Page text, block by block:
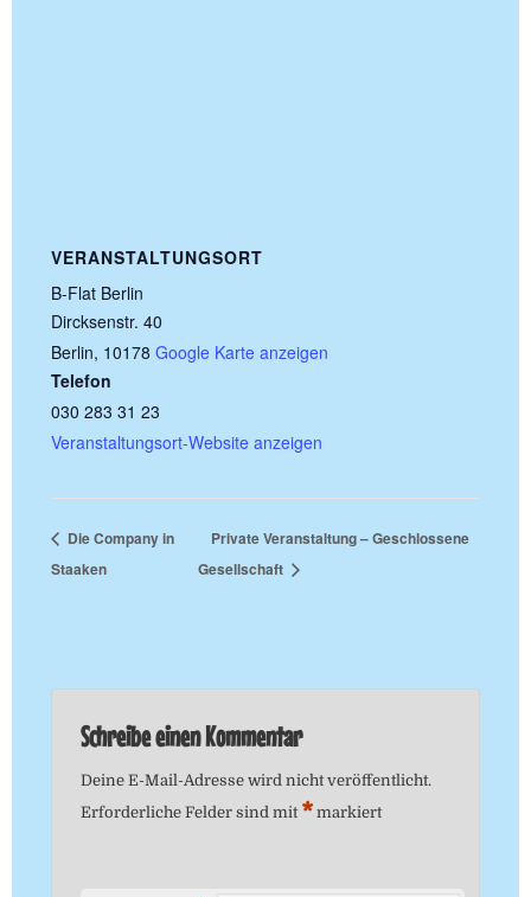
VERANSTALTUNGSORT
B-Flat Berlin
Dircksenstr. 40
Berlin, 10178 Google Karte anzeigen
Telefon
030 283 31 23
Veranstaltungsort-Website anzeigen
Die Company in
Staaken
Private Veranstaltung – Geschlossene
Gesellschaft
Schreibe einen Kommentar
Deine E-Mail-Adresse wird nicht veröffentlicht.
Erforderliche Felder sind mit *markiert